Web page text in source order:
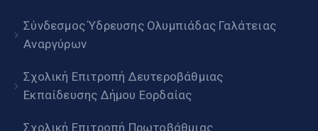
Σύνδεσμος Ύδρευσης Ολυμπιάδας Γαλάτειας
Αναργύρων
Σχολική Επιτροπή Δευτεροβάθμιας
Εκπαίδευσης Δήμου Εορδαίας
Σχολική Επιτροπή Πρωτοβάθμιας